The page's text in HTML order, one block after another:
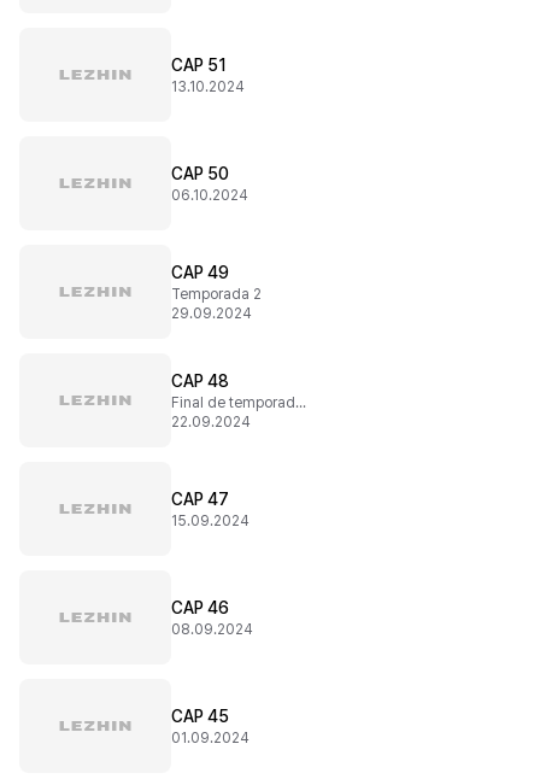
CAP 51
13.10.2024
CAP 50
06.10.2024
CAP 49
Temporada 2
29.09.2024
CAP 48
Final de temporada 1
22.09.2024
CAP 47
15.09.2024
CAP 46
08.09.2024
CAP 45
01.09.2024